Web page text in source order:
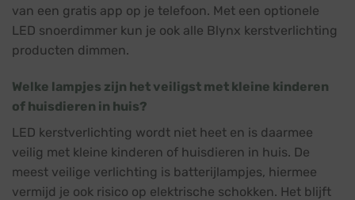
van een gratis app op je telefoon. Met een optionele
LED snoerdimmer kun je ook alle Blynx kerstverlichting
producten dimmen.
Welke lampjes zijn het veiligst met kleine kinderen
of huisdieren in huis?
LED kerstverlichting wordt niet heet en is daarmee
veilig met kleine kinderen of huisdieren in huis. De
meest veilige verlichting is batterijlampjes, hiermee
vermijd je ook risico op elektrische schokken. Het blijft